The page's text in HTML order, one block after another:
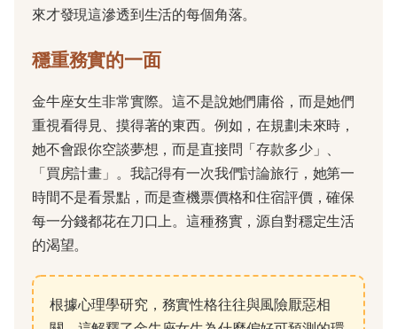
來才發現這滲透到生活的每個角落。
穩重務實的一面
金牛座女生非常實際。這不是說她們庸俗，而是她們
重視看得見、摸得著的東西。例如，在規劃未來時，
她不會跟你空談夢想，而是直接問「存款多少」、
「買房計畫」。我記得有一次我們討論旅行，她第一
時間不是看景點，而是查機票價格和住宿評價，確保
每一分錢都花在刀口上。這種務實，源自對穩定生活
的渴望。
根據心理學研究，務實性格往往與風險厭惡相